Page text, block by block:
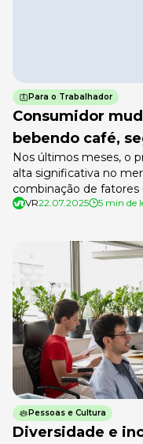
Para o Trabalhador
Consumidor
bebendo café,
Nos últimos meses, o
alta significativa no
combinação de
acordo com um
preço nacional do café
VR22.07.2025 5 min de
Pessoas e Cultura
Diversidade e